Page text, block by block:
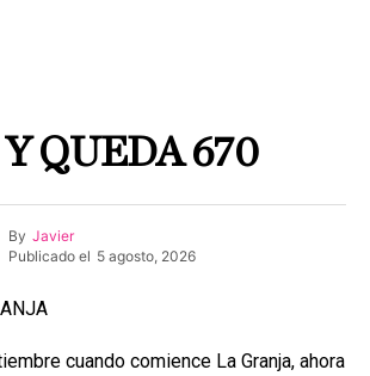
QUEDA 670
By Javier
Publicado el 5 agosto, 2026
cuando comience La Granja, ahora